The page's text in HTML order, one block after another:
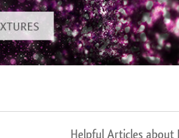
Helpful Articles about